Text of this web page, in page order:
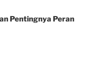
Pentingnya Peran